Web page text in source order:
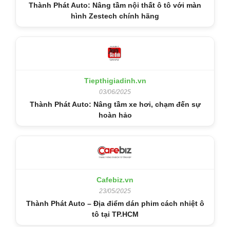
Thành Phát Auto: Nâng tầm nội thất ô tô với màn
hình Zestech chính hãng
Tiepthigiadinh.vn
03/06/2025
Thành Phát Auto: Nâng tầm xe hơi, chạm đến sự
hoàn hảo
Cafebiz.vn
23/05/2025
Thành Phát Auto – Địa điểm dán phim cách nhiệt ô
tô tại TP.HCM